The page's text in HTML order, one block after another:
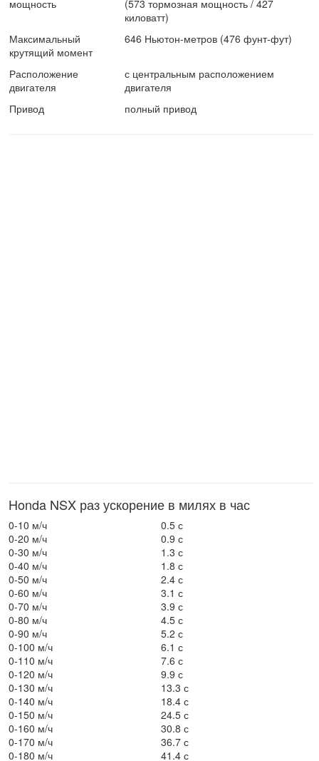
мощность
(573 тормозная мощность / 427
киловатт)
Максимальный
крутящий момент
646 Ньютон-метров (476 фунт-фут)
Расположение
двигателя
с центральным расположением
двигателя
Привод
полный привод
Honda NSX раз ускорение в милях в час
0-10 м/ч
0.5 с
0-20 м/ч
0.9 с
0-30 м/ч
1.3 с
0-40 м/ч
1.8 с
0-50 м/ч
2.4 с
0-60 м/ч
3.1 с
0-70 м/ч
3.9 с
0-80 м/ч
4.5 с
0-90 м/ч
5.2 с
0-100 м/ч
6.1 с
0-110 м/ч
7.6 с
0-120 м/ч
9.9 с
0-130 м/ч
13.3 с
0-140 м/ч
18.4 с
0-150 м/ч
24.5 с
0-160 м/ч
30.8 с
0-170 м/ч
36.7 с
0-180 м/ч
41.4 с